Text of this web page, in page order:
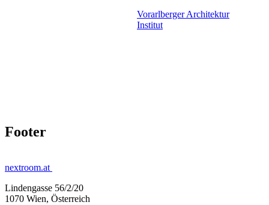
Vorarlberger Architektur
Institut
Footer
nextroom.at
Lindengasse 56/2/20
1070 Wien, Österreich